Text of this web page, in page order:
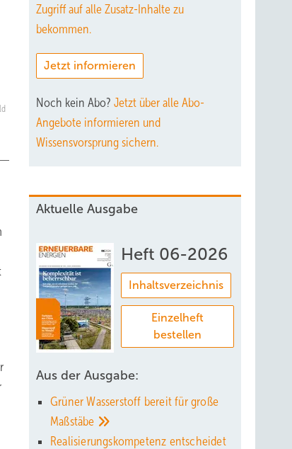
Zugriff auf alle Zusatz-Inhalte zu
bekommen.
Jetzt informieren
Noch kein Abo? Jetzt über alle Abo-
Angebote informieren und
Wissensvorsprung sichern.
Aktuelle Ausgabe
Heft 06-2026
Inhaltsverzeichnis
Einzelheft
bestellen
Aus der Ausgabe:
Grüner Wasserstoff bereit für große
Maßstäbe
Realisierungskompetenz entscheidet